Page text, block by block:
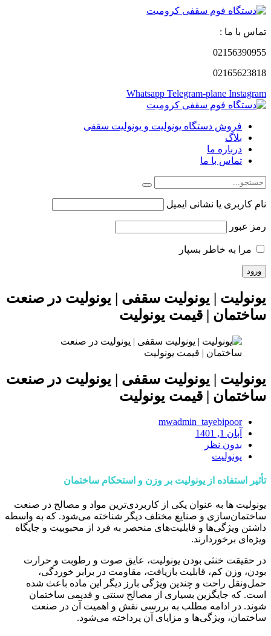
تماس با ما :
02156390955
02165623818
Whatsapp Telegram-plane Instagram
فروش دستگاه یونولیت و یونولیت سقفی
بلاگ
درباره ما
تماس با ما
نام کاربری یا نشانی ایمیل
رمز عبور
مرا به خاطر بسپار
یونولیت | یونولیت سقفی | یونولیت در صنعت
ساختمان | قیمت یونولیت
یونولیت | یونولیت سقفی | یونولیت در صنعت
ساختمان | قیمت یونولیت
mwadmin_tayebipoor
آبان 1, 1401
بدون نظر
یونولیت
تأثیر استفاده از یونولیت بر وزن و استحکام ساختمان
یونولیت ها به عنوان یکی از کاربردی‌ترین مواد و مصالح در صنعت
ساختمان‌سازی و صنایع مختلف دیگر شناخته می‌شود. که به واسطه
داشتن ویژگی‌ها و قابلیت‌های منحصر به فرد از محبوبیت و جایگاه
ویژه‌ای برخوردارند.
در حقیقت خنثی بودن یونولیت، عایق صوت و رطوبت و حرارت
بودن، وزن کم، قابلیت بازیافت، مقاومت در برابر خوردگی،
حمل‌ونقل راحت و چندین ویژگی بارز دیگر این ماده باعث شده
است. که جایگزین بسیاری از مصالح سنتی و قدیمی ساختمان
شوند. در ادامه مطلب به بررسی نقش و اهمیت آن در صنعت
ساختمان، ویژگی‌ها و مزایای آن پرداخته می‌شود.